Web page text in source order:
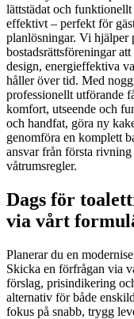
lättstädat och
effektivt – perfekt för
planlösningar. Vi hjälper
bostadsrättsföreningar
design, energieffektiva
håller över tid. Med
professionellt utförande
komfort, utseende och
och handfat, göra ny
genomföra en komplett
ansvar från första
våtrumsregler.
Dags för
via vårt
Planerar du en
Skicka en förfrågan via
förslag, prisindikering
alternativ för både
fokus på snabb, trygg